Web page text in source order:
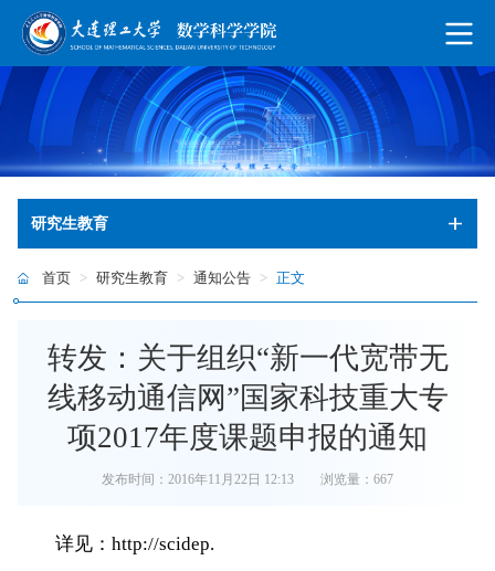
研究生教育
首页 > 研究生教育 > 通知公告 > 正文
转发：关于组织“新一代宽带无
线移动通信网”国家科技重大专
项2017年度课题申报的通知
发布时间：2016年11月22日 12:13 浏览量： 667
详见： http://scidep.